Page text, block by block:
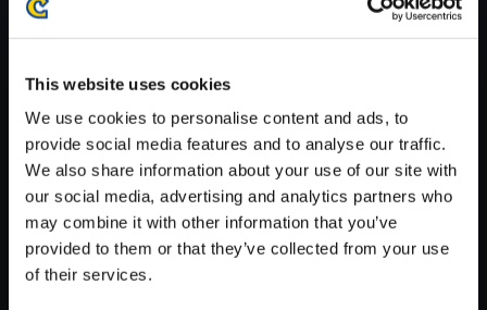
This website uses cookies
We use cookies to personalise content and ads, to
provide social media features and to analyse our traffic.
We also share information about your use of our site with
our social media, advertising and analytics partners who
may combine it with other information that you’ve
provided to them or that they’ve collected from your use
of their services.
※ご購入いただいたファイルのダウンロードの際には、通信環境
【単曲】逆転裁判3 オリジナ
ル・サウンドトラック 葉桜院
150円